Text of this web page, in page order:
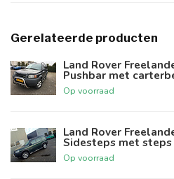
Gerelateerde producten
Land Rover
Pushbar met
Op voorraad
Land Rover
Sidesteps met steps
Op voorraad